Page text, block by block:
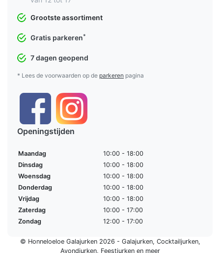
Grootste assortiment
Gratis parkeren*
7 dagen geopend
* Lees de voorwaarden op de parkeren pagina
Openingstijden
Maandag
10:00 - 18:00
Dinsdag
10:00 - 18:00
Woensdag
10:00 - 18:00
Donderdag
10:00 - 18:00
Vrijdag
10:00 - 18:00
Zaterdag
10:00 - 17:00
Zondag
12:00 - 17:00
© Honneloeloe Galajurken 2026 - Galajurken, Cocktailjurken,
Avondjurken, Feestjurkenen meer